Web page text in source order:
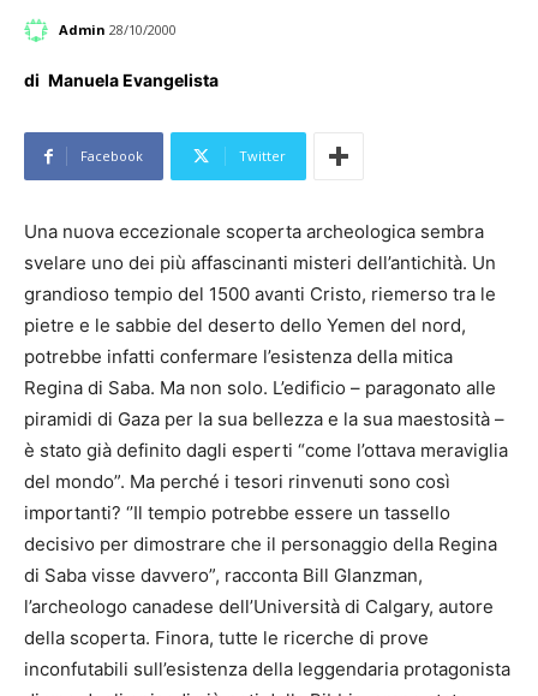
Admin 28/10/2000
di Manuela Evangelista
Facebook Twitter
Una nuova eccezionale scoperta archeologica sembra
svelare uno dei più affascinanti misteri dell’antichità. Un
grandioso tempio del 1500 avanti Cristo, riemerso tra le
pietre e le sabbie del deserto dello Yemen del nord,
potrebbe infatti confermare l’esistenza della mitica
Regina di Saba. Ma non solo. L’edificio – paragonato alle
piramidi di Gaza per la sua bellezza e la sua maestosità –
è stato già definito dagli esperti “come l’ottava meraviglia
del mondo”. Ma perché i tesori rinvenuti sono così
importanti? ‘’Il tempio potrebbe essere un tassello
decisivo per dimostrare che il personaggio della Regina
di Saba visse davvero”, racconta Bill Glanzman,
l’archeologo canadese dell’Università di Calgary, autore
della scoperta. Finora, tutte le ricerche di prove
inconfutabili sull’esistenza della leggendaria protagonista